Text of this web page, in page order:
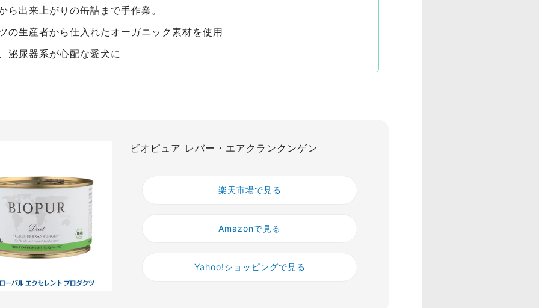
ら出来上がりの缶詰まで手作業。
の生産者から仕入れたオーガニック素材を使用
泌尿器系が心配な愛犬に
ビオピュア レバー・エアクランクンゲン
楽天市場で見る
Amazonで見る
Yahoo!ショッピングで見る